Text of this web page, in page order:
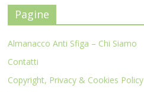
Pagine
Almanacco Anti Sfiga – Chi Siamo
Contatti
Copyright, Privacy & Cookies Policy